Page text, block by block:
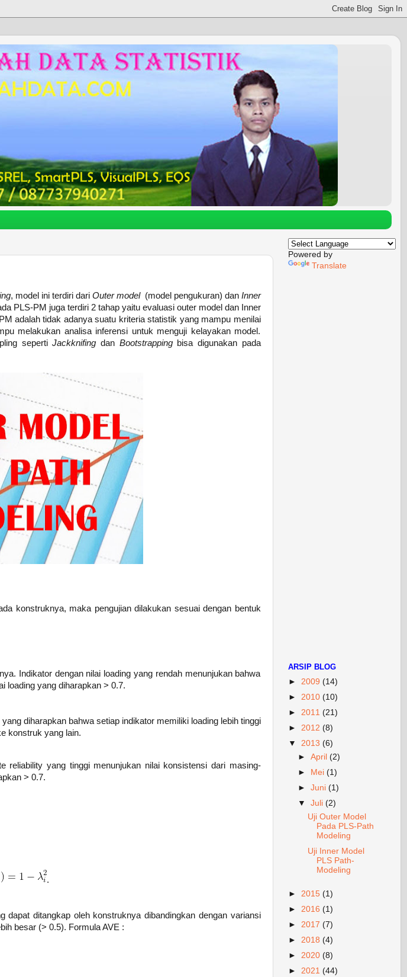
, model ini terdiri dari Outer model (model pengukuran) dan Inner
PLS-PM juga terdiri 2 tahap yaitu evaluasi outer model dan Inner
adalah tidak adanya suatu kriteria statistik yang mampu menilai
melakukan analisa inferensi untuk menguji kelayakan model.
sepertiJackknifing dan Bootstrappingbisa digunakan pada
konstruknya, maka pengujian dilakukan sesuai dengan bentuk
Indikator dengan nilai loading yang rendah menunjukan bahwa
loading yang diharapkan > 0.7.
diharapkan bahwa setiap indikator memiliki loading lebih tinggi
konstruk yang lain.
reliability yang tinggi menunjukan nilai konsistensi dari masing-
> 0.7.
.
ditangkap oleh konstruknya dibandingkan dengan variansi
besar (> 0.5). Formula AVE :
Powered by
Translate
ARSIP BLOG
► 2009 (14)
► 2010 (10)
► 2011 (21)
► 2012 (8)
▼ 2013 (6)
► April (2)
►
Mei (1)
► Juni (1)
▼ Juli (2)
Uji Outer Model
Pada PLS-Path
Modeling
Uji Inner Model
PLS Path-
Modeling
► 2015 (1)
► 2016 (1)
► 2017 (7)
► 2018 (4)
► 2020 (8)
► 2021 (44)